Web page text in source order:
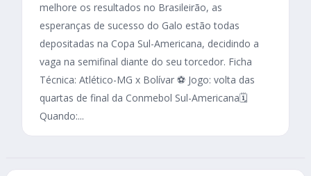
melhore os resultados no Brasileirão, as
esperanças de sucesso do Galo estão todas
depositadas na Copa Sul-Americana, decidindo a
vaga na semifinal diante do seu torcedor. Ficha
Técnica: Atlético-MG x Bolívar ⚽ Jogo: volta das
quartas de final da Conmebol Sul-Americana🗓️
Quando:...